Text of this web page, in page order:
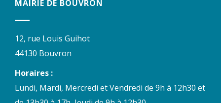
MAIRIE DE BOUVRON
12, rue Louis Guihot
44130 Bouvron
Horaires :
Lundi, Mardi, Mercredi et Vendredi de 9h à 12h30 et